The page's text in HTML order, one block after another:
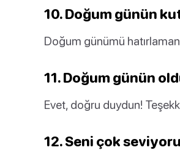
10. Doğum günün
Doğum günümü
11. Doğum günün
Evet, doğru duydun!
12. Seni çok